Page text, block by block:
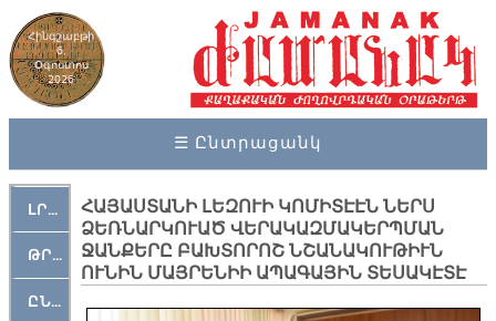
Հինգշաբթի
6,
Օգոստոս
2026
☰ Ընտրացանկ
ԼՐԱՀՈՍ
ԹՐՔԱՀԱՅ ԿԵԱՆՔ
ԸՆԿԵՐԱՄՇԱԿՈՒԹԱՅԻՆ
ՀԱՅԱՍՏԱՆԻ ԼԵԶՈՒԻ ԿՈՄԻՏԷԷՆ ՆԵՐՍ
ՁԵՌՆԱՐԿՈՒԱԾ ՎԵՐԱԿԱԶՄԱԿԵՐՊՄԱՆ
ՋԱՆՔԵՐԸ ԲԱԽՏՈՐՈՇ ՆՇԱՆԱԿՈՒԹԻՒՆ
ՈՒՆԻՆ ՄԱՅՐԵՆԻԻ ԱՊԱԳԱՅԻՆ ՏԵՍԱԿԷՏԷ